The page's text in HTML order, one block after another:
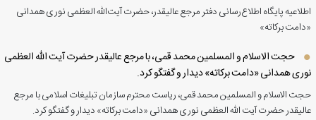
پایگاه اطلاع‌رسانی دفتر مرجع عالیقدر، حضرت آیت‌الله العظمی نوری همدانی
برکاته»
حجت الاسلام و المسلمین محمد قمی، با مرجع عالیقدر حضرت آیت الله العظمی
همدانی «دامت برکاته» دیدار و گفتگو کرد.
الاسلام و المسلمین محمد قمی، ریاست محترم سازمان تبلیغات اسلامی با مرجع
حضرت آیت الله العظمی نوری همدانی «دامت برکاته» دیدار و گفتگو کرد.